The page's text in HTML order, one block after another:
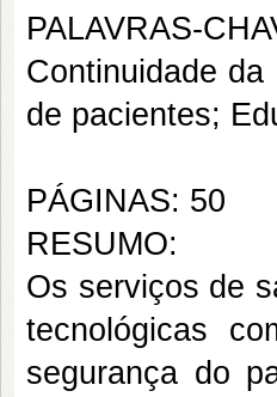
PALAVRAS-
Continuidade
de pacientes;
PÁGINAS: 50
RESUMO:
Os serviços de
tecnológicas
segurança do